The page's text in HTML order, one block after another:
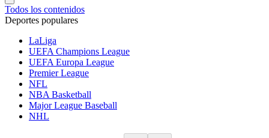
Todos los contenidos
Deportes populares
LaLiga
UEFA Champions League
UEFA Europa League
Premier League
NFL
NBA Basketball
Major League Baseball
NHL